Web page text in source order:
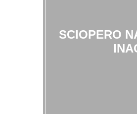
SCIOPERO